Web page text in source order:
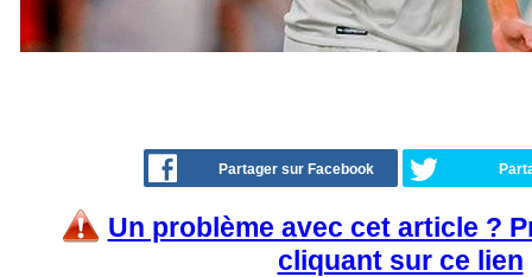
Partager sur Facebook
Un problème avec cet article ?
cliquant sur ce lien